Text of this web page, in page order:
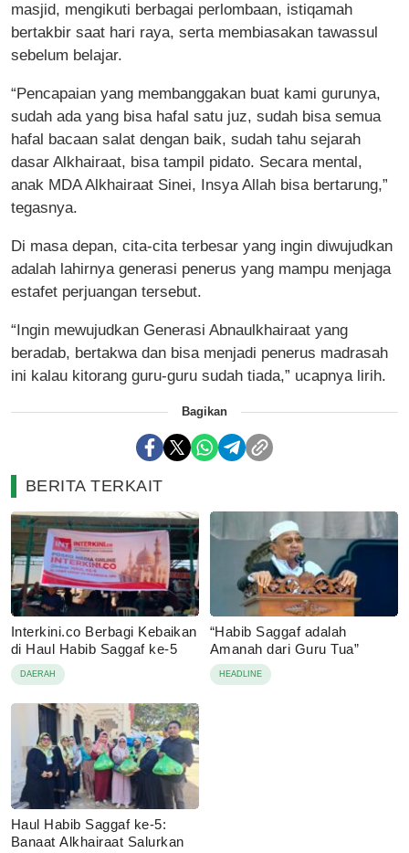
masjid, mengikuti berbagai perlombaan, istiqamah
bertakbir saat hari raya, serta membiasakan tawassul
sebelum belajar.
“Pencapaian yang membanggakan buat kami gurunya,
sudah ada yang bisa hafal satu juz, sudah bisa semua
hafal bacaan salat dengan baik, sudah tahu sejarah
dasar Alkhairaat, bisa tampil pidato. Secara mental,
anak MDA Alkhairaat Sinei, Insya Allah bisa bertarung,”
tegasnya.
Di masa depan, cita-cita terbesar yang ingin diwujudkan
adalah lahirnya generasi penerus yang mampu menjaga
estafet perjuangan tersebut.
“Ingin mewujudkan Generasi Abnaulkhairaat yang
beradab, bertakwa dan bisa menjadi penerus madrasah
ini kalau kitorang guru-guru sudah tiada,” ucapnya lirih.
Bagikan
BERITA TERKAIT
Interkini.co Berbagi Kebaikan
di Haul Habib Saggaf ke-5
DAERAH
“Habib Saggaf adalah
Amanah dari Guru Tua”
HEADLINE
Haul Habib Saggaf ke-5:
Banaat Alkhairaat Salurkan